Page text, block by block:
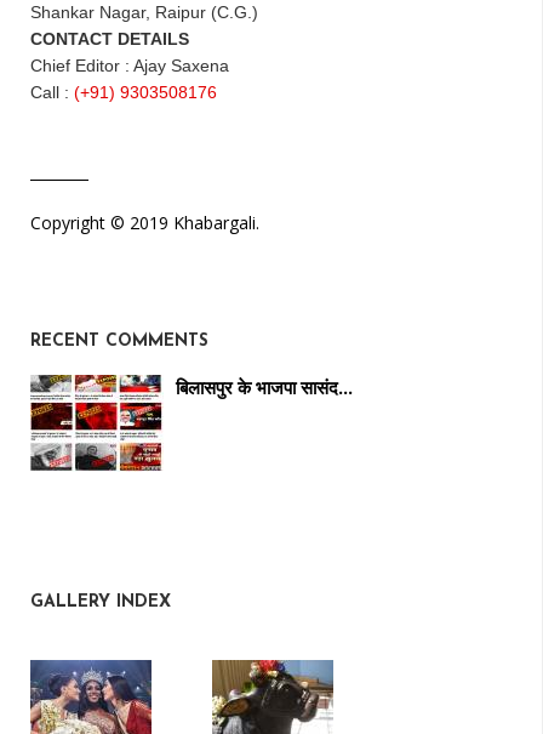
Shankar Nagar, Raipur (C.G.)
CONTACT DETAILS
Chief Editor : Ajay Saxena
Call : (+91) 9303508176
Copyright © 2019 Khabargali.
RECENT COMMENTS
बिलासपुर के भाजपा सासंद…
GALLERY INDEX